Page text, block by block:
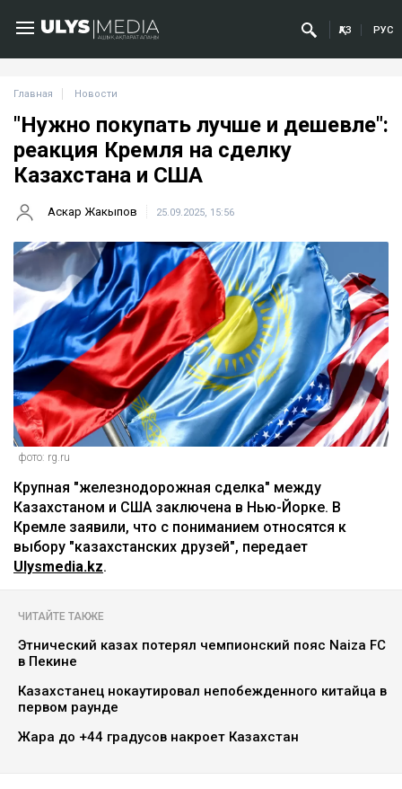
ҚАЗ РУС
Главная Новости
"Нужно покупать лучше и дешевле":
реакция Кремля на сделку
Казахстана и США
Аскар Жакыпов 25.09.2025, 15:56
фото: rg.ru
Крупная "железнодорожная сделка" между
Казахстаном и США заключена в Нью-Йорке. В
Кремле заявили, что с пониманием относятся к
выбору "казахстанских друзей", передает
Ulysmedia.kz.
ЧИТАЙТЕ ТАКЖЕ
Этнический казах потерял чемпионский пояс Naiza FC
в Пекине
Казахстанец нокаутировал непобежденного китайца в
первом раунде
Жара до +44 градусов накроет Казахстан